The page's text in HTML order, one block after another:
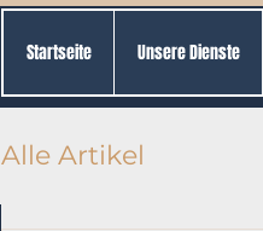
Startseite Unsere Dienste
Alle Artikel